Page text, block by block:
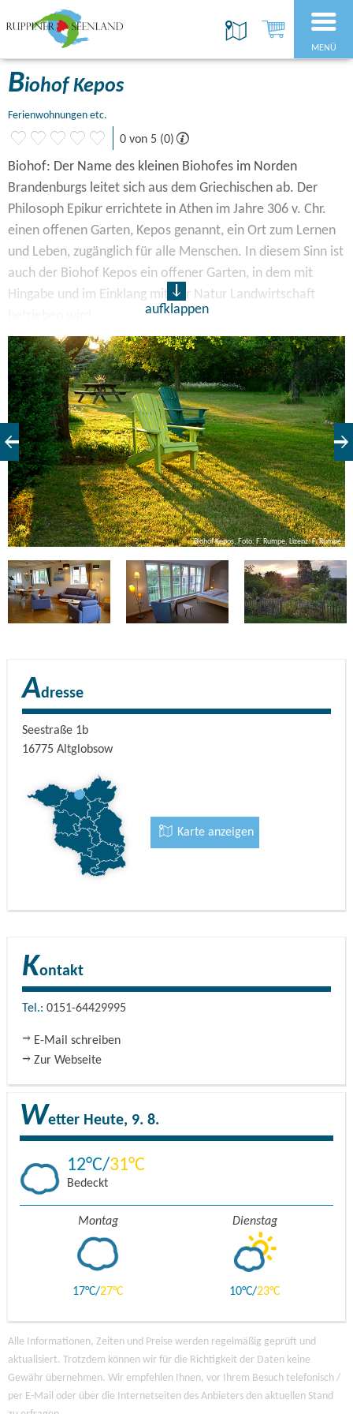
MENÜ
Biohof Kepos
Ferienwohnungen etc.
0 von 5 (0)
Biohof: Der Name des kleinen Biohofes im Norden
Brandenburgs leitet sich aus dem Griechischen ab. Der
Philosoph Epikur errichtete in Athen im Jahre 306 v. Chr.
einen offenen Garten, Kepos genannt, ein Ort zum Lernen
und Leben, zugänglich für alle Menschen. In diesem Sinn ist
auch der Biohof Kepos ein offener Garten, in dem mit
Hingabe und im Einklang mit der Natur Landwirtschaft
Ferien: Wer bleiben möchte, um Ruhe und Natur zu
genießen, kann eines der zwei großzügigen, gemütlichen
Ferienzimmer (ca. 24 qm) oder die wunderschöne, stilvolle
Ferienwohnung (ca.130 qm) mit drei Schlafzimmern und
einem Kamin mieten. Immer dabei, der Garten mit Platz
zum Entspannen. Fürs gute Gewissen in Zeiten des
Klimawandels ist das Ferienhaus beinahe energieautark,
die Sonne sorgt für Strom und Wärme. Es ist aus
einheimischem Holz gebaut, die Bettwäsche GOTS (bio)
zertifiziert und zum Einkaufen sind es nur wenige Meter bis
zu unseren Bio-Gemüsefeldern. Und zum wunderschönen
Stechlinsee sind es 5 km, leicht zu bewältigen mit dem
Fahrrad oder Auto.
aufklappen
Biohof Kepos, Foto: F. Rumpe, Lizenz: F. Rumpe
Adresse
Seestraße 1b
16775 Altglobsow
Karte anzeigen
Kontakt
Tel.: 0151-64429995
E-Mail schreiben
Zur Webseite
Wetter Heute, 9. 8.
12 31
Bedeckt
Montag
17 27
Dienstag
10 23
Alle Informationen, Zeiten und Preise werden regelmäßig geprüft und
aktualisiert. Trotzdem können wir für die Richtigkeit der Daten keine
Gewähr übernehmen. Wir empfehlen Ihnen, vor Ihrem Besuch telefonisch /
per E-Mail oder über die Internetseiten des Anbieters den aktuellen Stand